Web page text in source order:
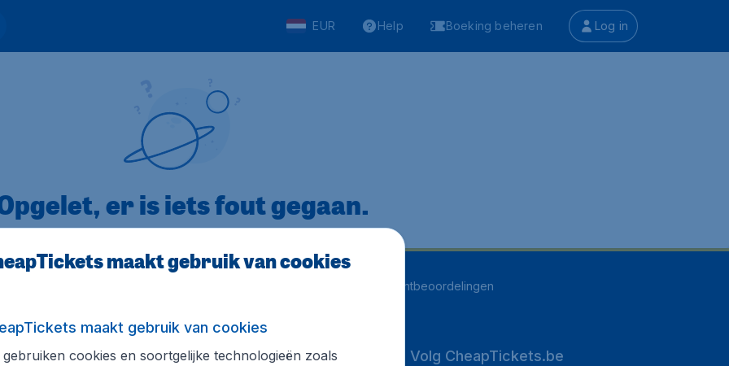
EUR Help Boeking beheren Log in
er is iets fout gegaan.
klantbeoordelingen
Internationale sites Volg CheapTickets.be
maakt gebruik van cookies
maakt gebruik van cookies
gebruiken cookies en soortgelijke technologieën zoals